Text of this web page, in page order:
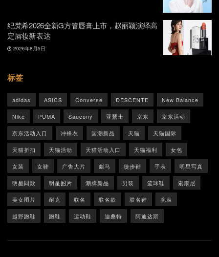
纪梵希2026全新G方管唇膏上市，赵丽颖演绎高
定唇妆新表达
2026年8月5日
标签
adidas ASICS Converse DESCENTE New Balance
Nike PUMA Saucony 亚瑟士 京东 京东活动
京东活动入口 冲锋衣 国潮新品 天猫 天猫国际
天猫折扣 天猫活动 天猫活动入口 天猫福利 女包
女装 女鞋 广告大片 彪马 徒步鞋 手表 明星写真
明星同款 明星图片 潮牌新品 男装 篮球鞋 索康尼
美女图片 耐克 联名 联名款 联名鞋 腕表
越野跑鞋 跑鞋 运动鞋 迪桑特 阿迪达斯